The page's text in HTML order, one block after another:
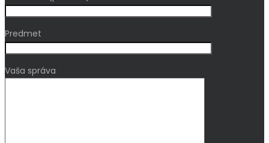
Predmet
Vaša správa